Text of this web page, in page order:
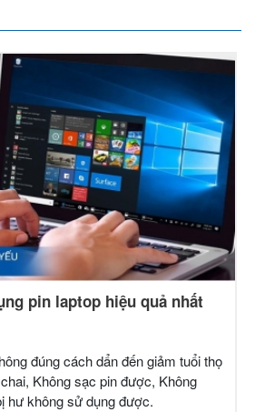
pin laptop hiệu quả nhất
đúng cách dẩn đến giảm tuổi thọ
Không sạc pin được, Không
hư không sử dụng được.